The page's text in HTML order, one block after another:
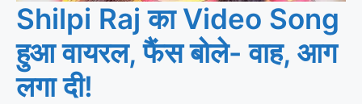
Shilpi Raj का Video Song
हुआ वायरल, फैंस बोले- वाह, आग
लगा दी!